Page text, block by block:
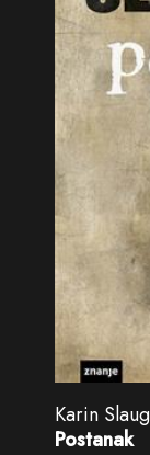
Karin
Postanak